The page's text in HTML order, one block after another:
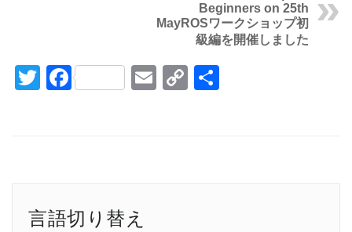
Beginners on 25th
MayROSワークショップ初
級編を開催しました
Twitter
FacebookEmail
Copy
言語切り替え